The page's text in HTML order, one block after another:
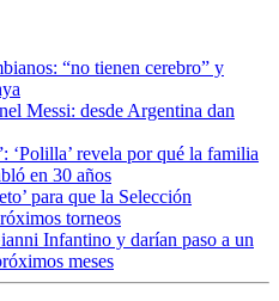
“no tienen cerebro” y
Messi: desde Argentina dan
‘Polilla’ revela por qué la familia
en 30 años
para que la Selección
torneos
Infantino y darían paso a un
meses